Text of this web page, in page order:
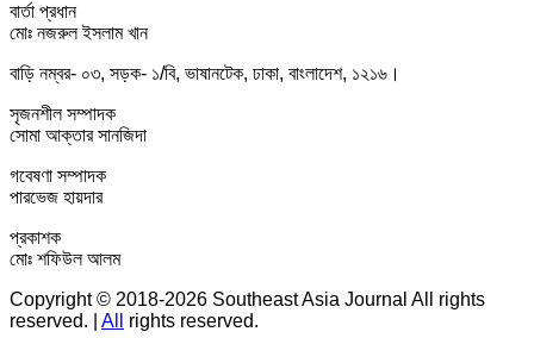
বার্তা প্রধান
মোঃ নজরুল ইসলাম খান
বাড়ি নম্বর- ০৩, সড়ক- ১/বি, ভাষানটেক, ঢাকা, বাংলাদেশ, ১২১৬।
সৃজনশীল সম্পাদক
সোমা আক্তার সানজিদা
গবেষণা সম্পাদক
পারভেজ হায়দার
প্রকাশক
মোঃ শফিউল আলম
Copyright © 2018-2026 Southeast Asia Journal All rights
reserved.
All rights reserved.